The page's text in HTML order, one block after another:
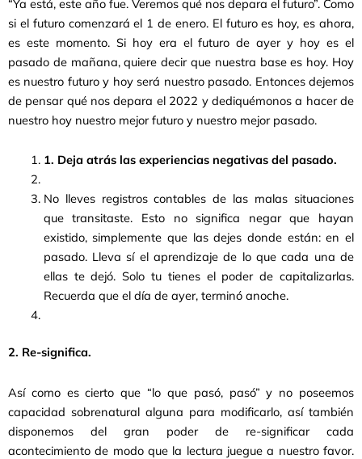
“Ya está, este año fue. Veremos qué nos depara el futuro”. Como
si el futuro comenzará el 1 de enero. El futuro es hoy, es ahora,
es este momento. Si hoy era el futuro de ayer y hoy es el
pasado de mañana, quiere decir que nuestra base es hoy. Hoy
es nuestro futuro y hoy será nuestro pasado. Entonces dejemos
de pensar qué nos depara el 2022 y dediquémonos a hacer de
nuestro hoy nuestro mejor futuro y nuestro mejor pasado.
1. Deja atrás las experiencias negativas del pasado.
No lleves registros contables de las malas situaciones
que transitaste. Esto no significa negar que hayan
existido, simplemente que las dejes donde están: en el
pasado. Lleva sí el aprendizaje de lo que cada una de
ellas te dejó. Solo tu tienes el poder de capitalizarlas.
Recuerda que el día de ayer, terminó anoche.
2. Re-significa.
Así como es cierto que “lo que pasó, pasó” y no poseemos
capacidad sobrenatural alguna para modificarlo, así también
disponemos del gran poder de re-significar cada
acontecimiento de modo que la lectura juegue a nuestro favor.